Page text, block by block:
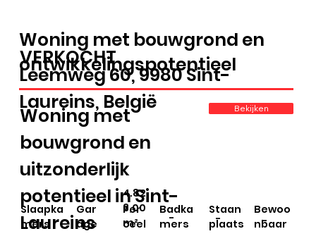
Woning met bouwgrond en
ontwikkelingspotentieel
Leemweg 60, 9980 Sint-
Laureins, België
VERKOCHT
Woning met
bouwgrond en
uitzonderlijk
potentieel in Sint-
Laureins
Bewoo
nbaar
Staan
plaats
Badka
mers
Per
ceel
Gar
age
Slaapka
mers
-
-
-
4.82
3,00
m²
-
-
Bekijken